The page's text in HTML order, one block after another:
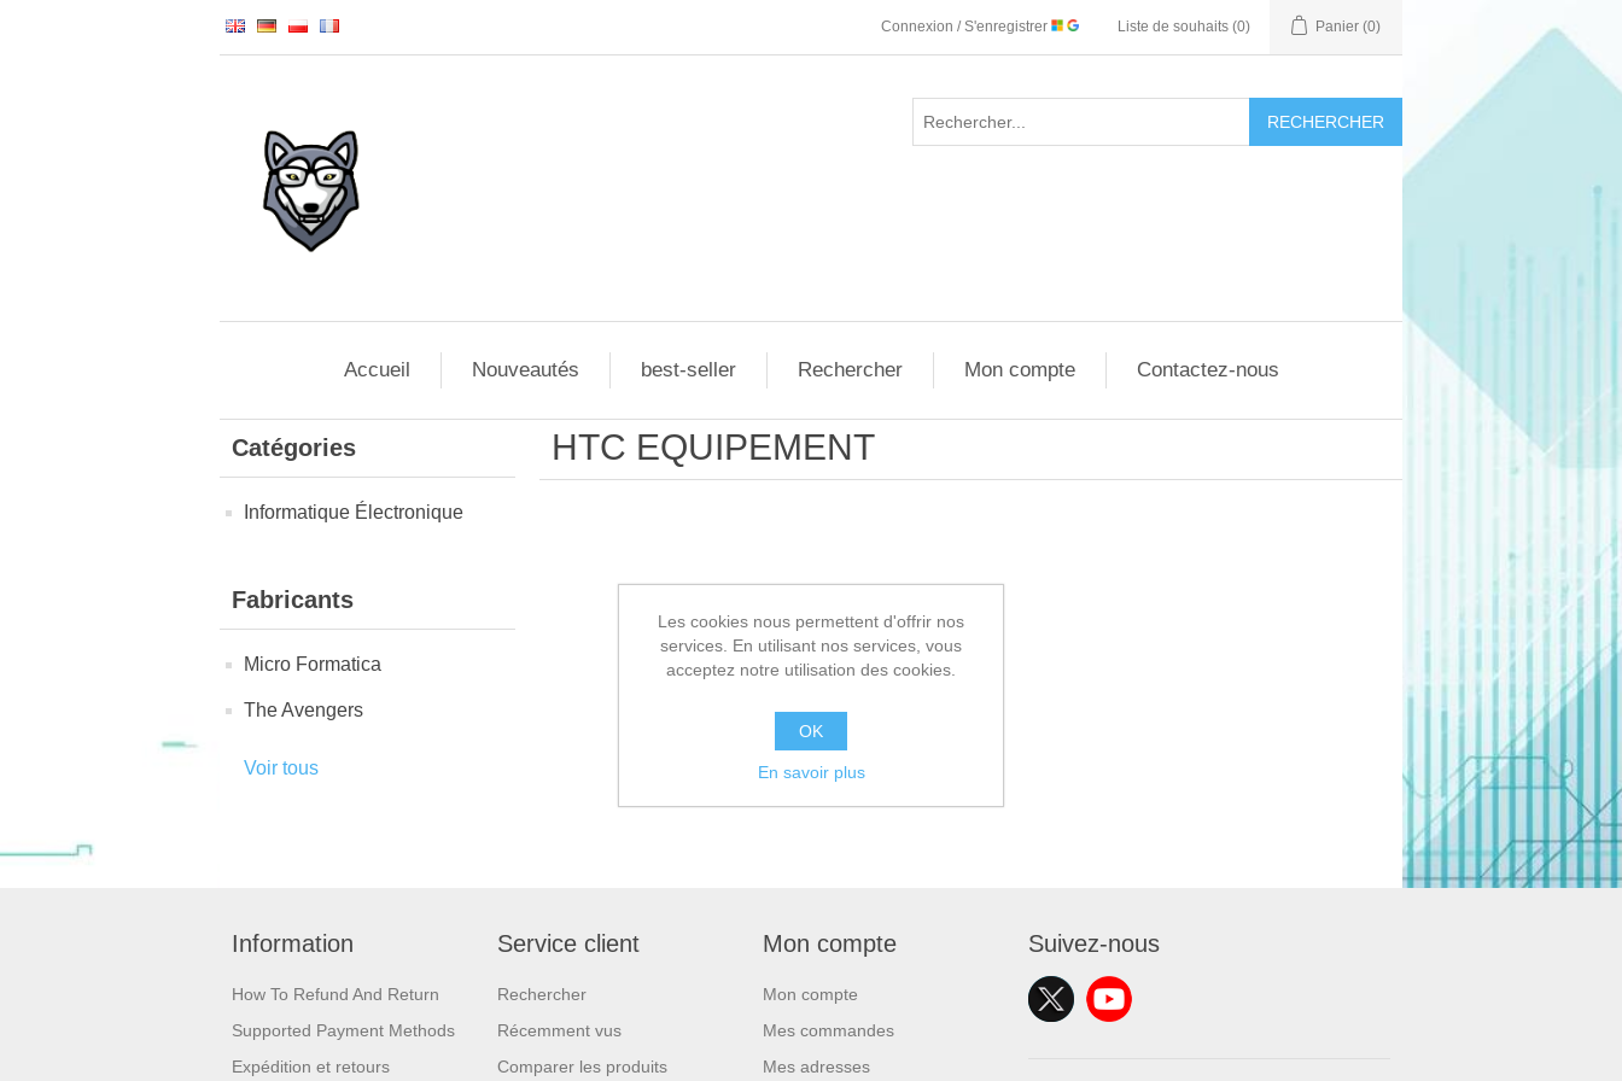
Connexion / S'enregistrer Liste de souhaits (0) Panier (0)
RECHERCHER
Accueil Nouveautés best-seller Rechercher Mon compte Contactez-nous
Catégories
Informatique Électronique
Fabricants
Micro Formatica
The Avengers
Voir tous
HTC EQUIPEMENT
Information
How To Refund And Return
Supported Payment Methods
Expédition et retours
Service client
Rechercher
Récemment vus
Comparer les produits
Mon compte
Mon compte
Mes commandes
Mes adresses
Suivez-nous
Les cookies nous permettent d'offrir nos
services. En utilisant nos services, vous
acceptez notre utilisation des cookies.
OK
En savoir plus